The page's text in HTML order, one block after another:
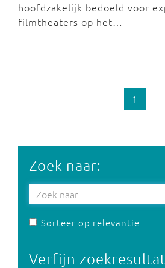
hoofdzakelijk bedoeld voor
filmtheaters op het…
1
Zoek naar:
Sorteer op relevantie
Verfijn